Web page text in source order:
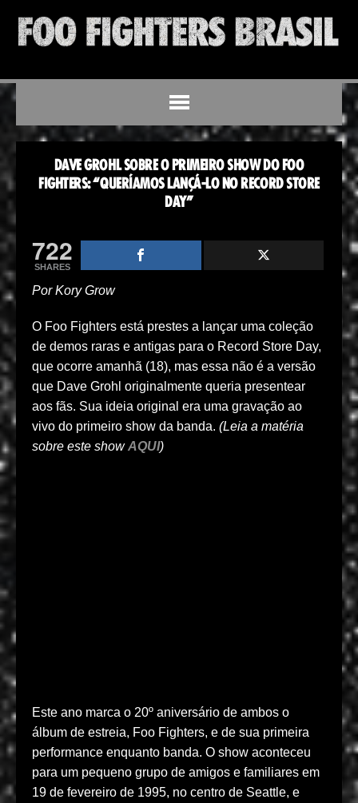
DAVE GROHL SOBRE O PRIMEIRO SHOW DO FOO
FIGHTERS: “QUERÍAMOS LANÇÁ-LO NO RECORD STORE
DAY”
722
SHARES
Por Kory Grow
O Foo Fighters está prestes a lançar uma coleção
de demos raras e antigas para o Record Store Day,
que ocorre amanhã (18), mas essa não é a versão
que Dave Grohl originalmente queria presentear
aos fãs. Sua ideia original era uma gravação ao
vivo do primeiro show da banda. (Leia a matéria
sobre este showAQUI)
Este ano marca o 20º aniversário de ambos o
álbum de estreia, Foo Fighters, e de sua primeira
performance enquanto banda. O show aconteceu
para um pequeno grupo de amigos e familiares em
19 de fevereiro de 1995, no centro de Seattle, e